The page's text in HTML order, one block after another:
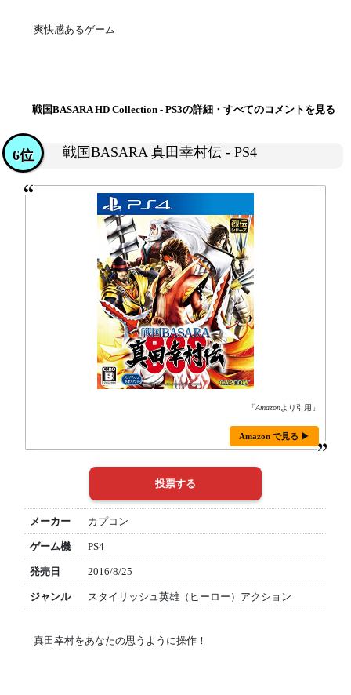
爽快感あるゲーム
戦国BASARA HD Collection - PS3の詳細・すべてのコメントを見る
戦国BASARA 真田幸村伝 - PS4
6位
「Amazonより引用」
Amazon で見る ▶
メーカー カプコン
ゲーム機 PS4
発売日 2016/8/25
ジャンル スタイリッシュ英雄（ヒーロー）アクション
真田幸村をあなたの思うように操作！